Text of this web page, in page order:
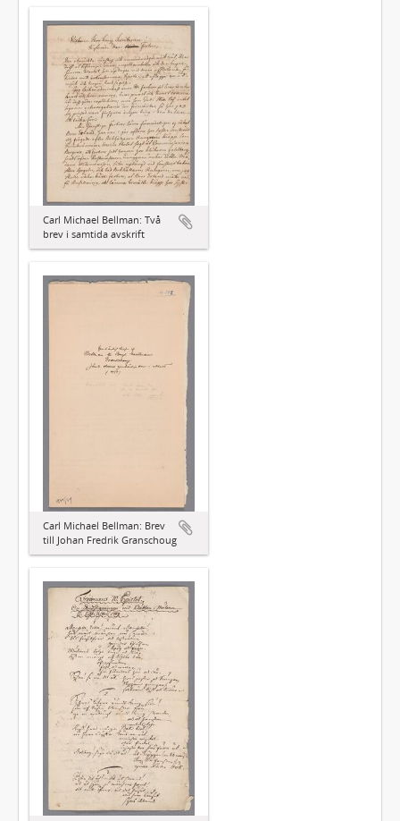
Carl Michael Bellman: Två
brev i samtida avskrift
Carl Michael Bellman: Brev
till Johan Fredrik Granschoug